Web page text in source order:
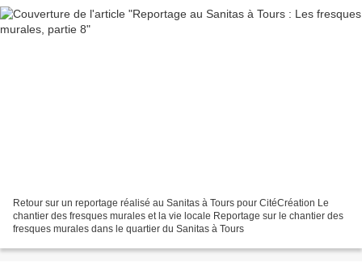
Retour sur un reportage réalisé au Sanitas à Tours pour CitéCréation Le
chantier des fresques murales et la vie locale Reportage sur le chantier des
fresques murales dans le quartier du Sanitas à Tours